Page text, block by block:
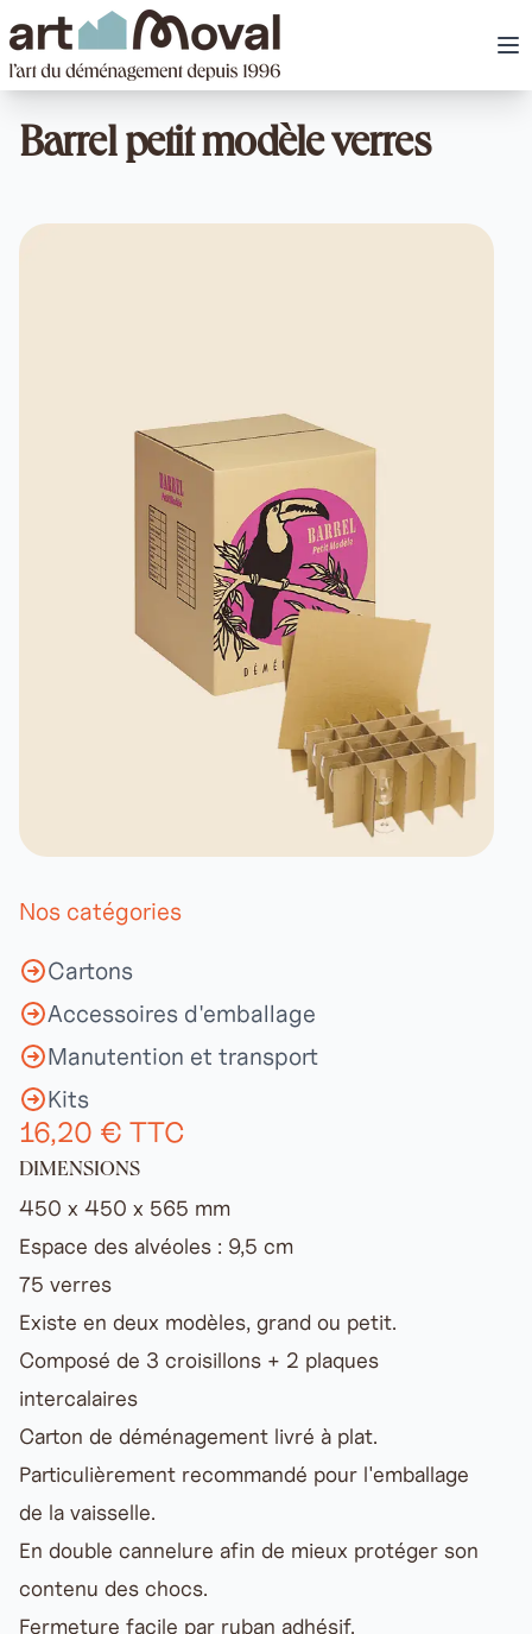
art Moval
Barrel petit modèle verres
Nos catégories
Cartons
Accessoires d'emballage
Manutention et transport
Kits
16,20 € TTC
DIMENSIONS
450 x 450 x 565 mm
Espace des alvéoles : 9,5 cm
75 verres
Existe en deux modèles, grand ou petit.
Composé de 3 croisillons + 2 plaques
intercalaires
Carton de déménagement livré à plat.
Particulièrement recommandé pour l'emballage
de la vaisselle.
En double cannelure afin de mieux protéger son
contenu des chocs.
Fermeture facile par ruban adhésif.